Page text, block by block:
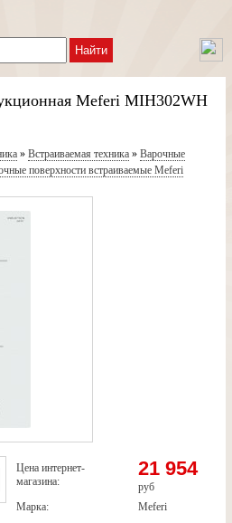
Найти
Meferi MIH302WH
» Встраиваемая техника» Варочные
поверхности встраиваемые Meferi
Цена интернет-
магазина:
21 954
руб
Марка:
Meferi